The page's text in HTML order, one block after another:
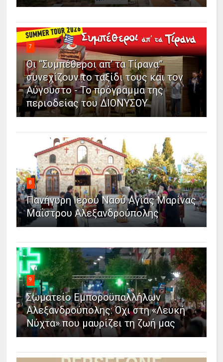
7
Οι “Συμπέθεροι απ’ τα Τίρανα”
συνεχίζουν το ταξίδι τους και τον
Αύγουστο - Το πρόγραμμα της
περιοδείας του ΔΙΟΝΥΣΟΥ
8
Πανήγυρη Ιερού Ναού Αγίας Μαρίνας
Μαΐστρου Αλεξανδρούπολης
9
Σωματείο Εμποροϋπαλλήλων
Αλεξανδρούπολης: Όχι στη «Λευκή
Νύχτα» που μαυρίζει τη ζωή μας